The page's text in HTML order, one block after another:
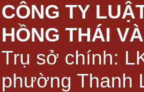
CÔNG TY
HỒNG THÁI
Trụ sở chính:
phường Thanh